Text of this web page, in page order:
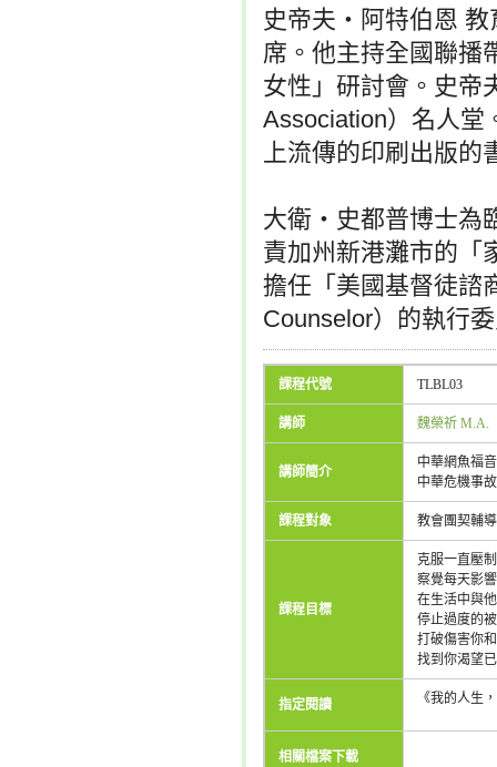
史帝夫‧阿特伯恩 教
席。他主持全國聯播
女性」研討會。史帝
Association）名人堂
上流傳的印刷出版
大衛‧史都普博士為
責加州新港灘市的「
擔任「美國基督徒諮
Counselor）的執行
課程代號 TLBL03
講師 魏榮祈 M.A.
講師簡介
中華網魚福
中華危機事
課程對象 教會團契輔
課程目標
克服一直壓
察覺每天影
在生活中與
停止過度的
打破傷害你
找到你渴望
指定閱讀 《我的人生
相關檔案下載